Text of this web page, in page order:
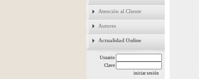
Atención al Cliente
Autores
Actualidad Online
Usuario
Clave